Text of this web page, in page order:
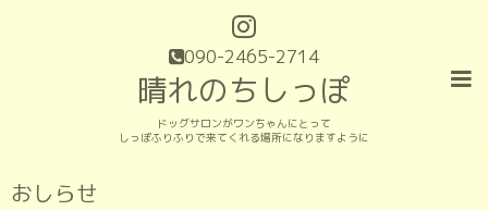
090-2465-2714
晴れのちしっぽ
ドッグサロンがワンちゃんにとって
しっぽふりふりで来てくれる場所になりますように
おしらせ